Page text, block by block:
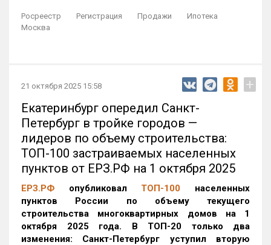
Росреестр Регистрация Продажи
Ипотека
Москва
21 октября 2025 15:58 +
Екатеринбург опередил Санкт-
Петербург в тройке городов —
лидеров по объему строительства:
ТОП-100 застраиваемых населенных
пунктов от ЕРЗ.РФ на 1 октября 2025
ЕРЗ.РФ опубликовал ТОП-100 населенных
пунктов России по объему текущего
строительства многоквартирных домов на 1
октября 2025 года. В ТОП-20 только два
изменения: Санкт-Петербург уступил вторую